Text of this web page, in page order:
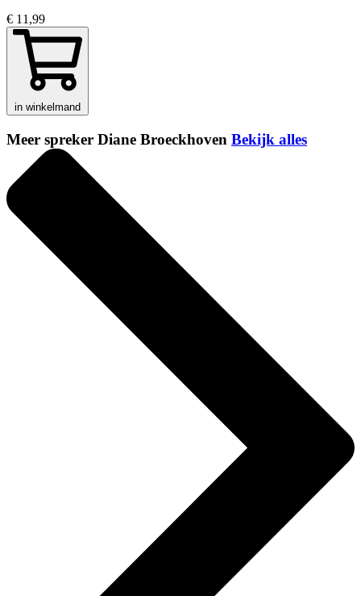
€ 11,99
in winkelmand
Meer spreker Diane Broeckhoven Bekijk alles